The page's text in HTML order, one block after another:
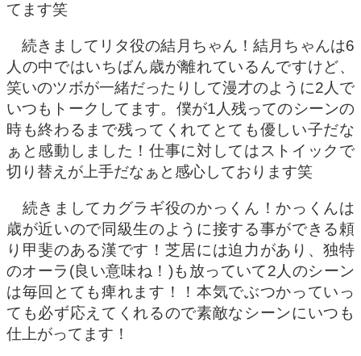
てます笑
続きましてリタ役の結月ちゃん！結月ちゃんは6
人の中ではいちばん歳が離れているんですけど、
笑いのツボが一緒だったりして漫才のように2人で
いつもトークしてます。僕が1人残ってのシーンの
時も終わるまで残ってくれてとても優しい子だな
ぁと感動しました！仕事に対してはストイックで
切り替えが上手だなぁと感心しております笑
続きましてカグラギ役のかっくん！かっくんは
歳が近いので同級生のように接する事ができる頼
り甲斐のある漢です！芝居には迫力があり、独特
のオーラ(良い意味ね！)も放っていて2人のシーン
は毎回とても痺れます！！本気でぶつかっていっ
ても必ず応えてくれるので素敵なシーンにいつも
仕上がってます！